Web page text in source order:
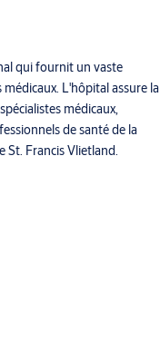
qui fournit un vaste
L'hôpital assure la
médicaux,
de santé de la
St. Francis Vlietland.